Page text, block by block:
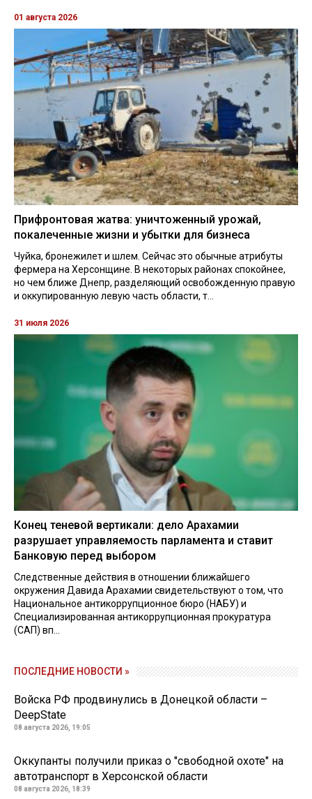
01 августа 2026
Прифронтовая жатва: уничтоженный урожай,
покалеченные жизни и убытки для бизнеса
Чуйка, бронежилет и шлем. Сейчас это обычные атрибуты
фермера на Херсонщине. В некоторых районах спокойнее,
но чем ближе Днепр, разделяющий освобожденную правую
и оккупированную левую часть области, т...
31 июля 2026
Конец теневой вертикали: дело Арахамии
разрушает управляемость парламента и ставит
Банковую перед выбором
Следственные действия в отношении ближайшего
окружения Давида Арахамии свидетельствуют о том, что
Национальное антикоррупционное бюро (НАБУ) и
Специализированная антикоррупционная прокуратура
(САП) вп...
ПОСЛЕДНИЕ НОВОСТИ »
Войска РФ продвинулись в Донецкой области –
DeepState
08 августа 2026, 19:05
Оккупанты получили приказ о "свободной охоте" на
автотранспорт в Херсонской области
08 августа 2026, 18:39